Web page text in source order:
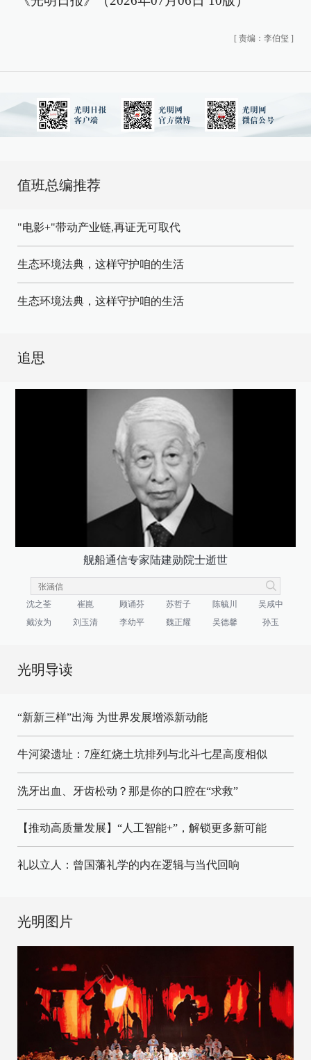
[ 责编：李伯玺 ]
值班总编推荐
"电影+"带动产业链,再证无可取代
生态环境法典，这样守护咱的生活
生态环境法典，这样守护咱的生活
追思
舰船通信专家陆建勋院士逝世
沈之荃 崔崑 顾诵芬 苏哲子 陈毓川
吴咸中
戴汝为
刘玉清 李幼平 魏正耀 吴德馨 孙玉
光明导读
“新新三样”出海 为世界发展增添新动能
牛河梁遗址：7座红烧土坑排列与北斗七星高度相似
洗牙出血、牙齿松动？那是你的口腔在“求救”
【推动高质量发展】“人工智能+”，解锁更多新可能
礼以立人：曾国藩礼学的内在逻辑与当代回响
光明图片